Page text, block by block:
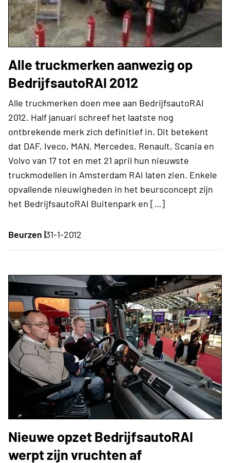
Alle truckmerken aanwezig op
BedrijfsautoRAI 2012
Alle truckmerken doen mee aan BedrijfsautoRAI
2012. Half januari schreef het laatste nog
ontbrekende merk zich definitief in. Dit betekent
dat DAF, Iveco, MAN, Mercedes, Renault, Scania en
Volvo van 17 tot en met 21 april hun nieuwste
truckmodellen in Amsterdam RAI laten zien. Enkele
opvallende nieuwigheden in het beursconcept zijn
het BedrijfsautoRAI Buitenpark en […]
Beurzen |31-1-2012
Nieuwe opzet BedrijfsautoRAI
werpt zijn vruchten af